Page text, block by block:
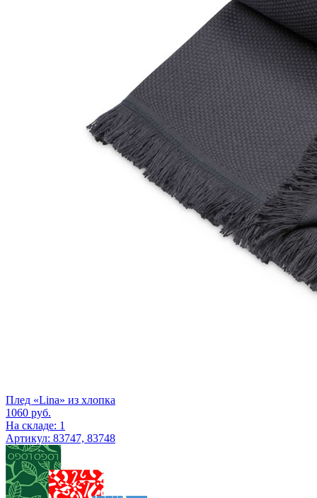
Плед «Lina» из хлопка
1060 руб.
На складе: 1
Артикул: 83747, 83748